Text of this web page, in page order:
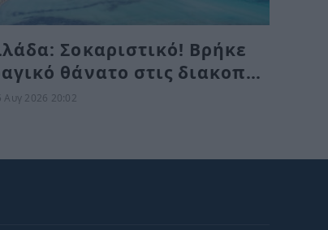
Σοκαριστικό! Βρήκε
θάνατο στις διακοπές
στα 3 της παιδιά
Αυγ 2026 20:02